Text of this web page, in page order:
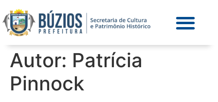
Autor: Patrícia
Pinnock